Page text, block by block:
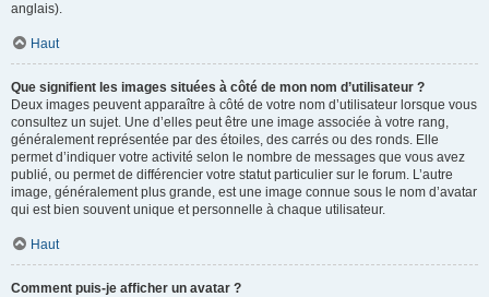
anglais).
Haut
Que signifient les images situées à côté de mon nom d’utilisateur ?
Deux images peuvent apparaître à côté de votre nom d’utilisateur lorsque vous
consultez un sujet. Une d’elles peut être une image associée à votre rang,
généralement représentée par des étoiles, des carrés ou des ronds. Elle
permet d’indiquer votre activité selon le nombre de messages que vous avez
publié, ou permet de différencier votre statut particulier sur le forum. L’autre
image, généralement plus grande, est une image connue sous le nom d’avatar
qui est bien souvent unique et personnelle à chaque utilisateur.
Haut
Comment puis-je afficher un avatar ?